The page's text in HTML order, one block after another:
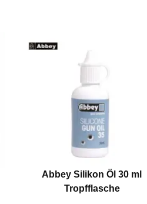
Abbey Silikon Öl 30 ml
Tropfflasche